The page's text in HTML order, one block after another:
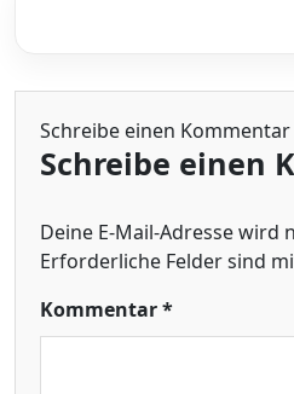
Schreibe einen Kommentar
Schreibe einen
Deine E-Mail-Adresse wird
Erforderliche Felder sind
Kommentar*